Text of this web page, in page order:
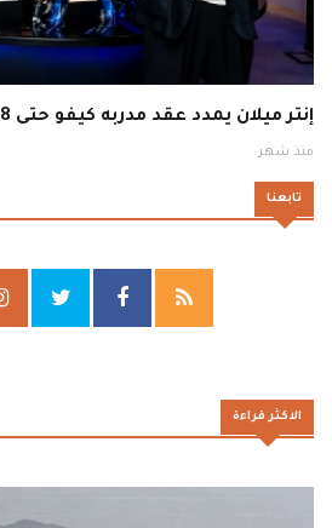
إنتر ميلان يمدد عقد مدربه كيفو حتى 2028
منذ شهر
تابعنا
الاكثر قراءة